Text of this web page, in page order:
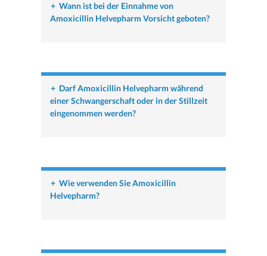
+ Wann ist bei der Einnahme von
Amoxicillin Helvepharm Vorsicht geboten?
+ Darf Amoxicillin Helvepharm während
einer Schwangerschaft oder in der Stillzeit
eingenommen werden?
+ Wie verwenden Sie Amoxicillin
Helvepharm?